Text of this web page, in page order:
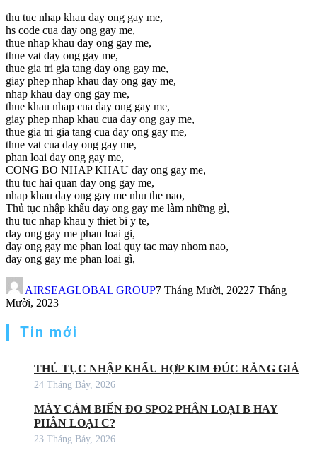
thu tuc nhap khau day ong gay me,
hs code cua day ong gay me,
thue nhap khau day ong gay me,
thue vat day ong gay me,
thue gia tri gia tang day ong gay me,
giay phep nhap khau day ong gay me,
nhap khau day ong gay me,
thue khau nhap cua day ong gay me,
giay phep nhap khau cua day ong gay me,
thue gia tri gia tang cua day ong gay me,
thue vat cua day ong gay me,
phan loai day ong gay me,
CONG BO NHAP KHAU day ong gay me,
thu tuc hai quan day ong gay me,
nhap khau day ong gay me nhu the nao,
Thủ tục nhập khẩu day ong gay me làm những gì,
thu tuc nhap khau y thiet bi y te,
day ong gay me phan loai gi,
day ong gay me phan loai quy tac may nhom nao,
day ong gay me phan loai gì,
AIRSEAGLOBAL GROUP7 Tháng Mười, 20227 Tháng
Mười, 2023
Tin mới
THỦ TỤC NHẬP KHẨU HỢP KIM ĐÚC RĂNG GIẢ
24 Tháng Bảy, 2026
MÁY CẢM BIẾN ĐO SPO2 PHÂN LOẠI B HAY
PHÂN LOẠI C?
23 Tháng Bảy, 2026